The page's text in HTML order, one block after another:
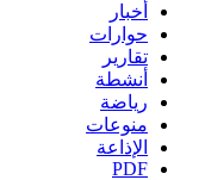
أخبار
حوارات
تقارير
أنشطة
رياضة
منوعات
الإذاعة
PDF